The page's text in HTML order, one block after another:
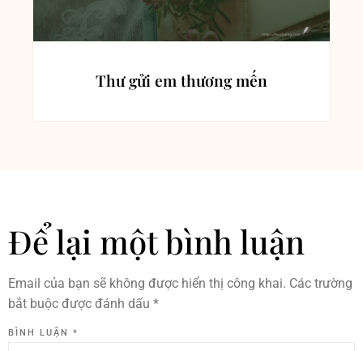
Thư gửi em thương mến
Để lại một bình luận
Email của bạn sẽ không được hiển thị công khai. Các trường
bắt buộc được đánh dấu *
BÌNH LUẬN *